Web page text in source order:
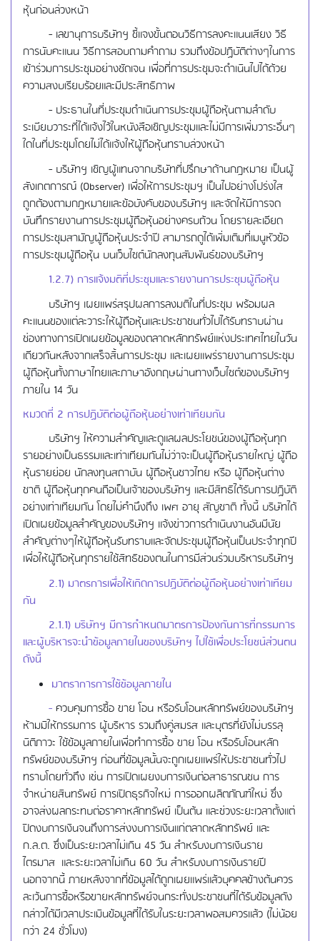
หุ้นก่อนล่วงหน้า
- เลขานุการบริษัทฯ ชี้แจงขั้นตอนวิธีการลงคะแนนเสียง วิธี
การนับคะแนน วิธีการสอบถามคำถาม รวมถึงข้อปฏิบัติต่างๆในการ
เข้าร่วมการประชุมอย่างชัดเจน เพื่อที่การประชุมจะดำเนินไปได้ด้วย
ความสงบเรียบร้อยและมีประสิทธิภาพ
- ประธานในที่ประชุมดำเนินการประชุมผู้ถือหุ้นตามลำดับ
ระเบียบวาระที่ได้แจ้งไว้ในหนังสือเชิญประชุมและไม่มีการเพิ่มวาระอื่นๆ
ใดในที่ประชุมโดยไม่ได้แจ้งให้ผู้ถือหุ้นทราบล่วงหน้า
- บริษัทฯ เชิญผู้แทนจากบริษัทที่ปรึกษาด้านกฎหมาย เป็นผู้
สังเกตการณ์ (Observer) เพื่อให้การประชุมฯ เป็นไปอย่างโปร่งใส
ถูกต้องตามกฎหมายและข้อบังคับของบริษัทฯ และจัดให้มีการจด
บันทึกรายงานการประชุมผู้ถือหุ้นอย่างครบถ้วน โดยรายละเอียด
การประชุมสามัญผู้ถือหุ้นประจำปี สามารถดูได้เพิ่มเติมที่เมนูหัวข้อ
การประชุมผู้ถือหุ้น บนเว็บไซต์นักลงทุนสัมพันธ์ของบริษัทฯ
1.2.7) การแจ้งมติที่ประชุมและรายงานการประชุมผู้ถือหุ้น
บริษัทฯ เผยแพร่สรุปผลการลงมติในที่ประชุม พร้อมผล
คะแนนของแต่ละวาระให้ผู้ถือหุ้นและประชาชนทั่วไปได้รับทราบผ่าน
ช่องทางการเปิดเผยข้อมูลของตลาดหลักทรัพย์แห่งประเทศไทยในวัน
เดียวกันหลังจากเสร็จสิ้นการประชุม และเผยแพร่รายงานการประชุม
ผู้ถือหุ้นทั้งภาษาไทยและภาษาอังกฤษผ่านทางเว็บไซต์ของบริษัทฯ
ภายใน 14 วัน
หมวดที่ 2 การปฏิบัติต่อผู้ถือหุ้นอย่างเท่าเทียมกัน
บริษัทฯ ให้ความสำคัญและดูแลผลประโยชน์ของผู้ถือหุ้นทุก
รายอย่างเป็นธรรมและเท่าเทียมกันไม่ว่าจะเป็นผู้ถือหุ้นรายใหญ่ ผู้ถือ
หุ้นรายย่อย นักลงทุนสถาบัน ผู้ถือหุ้นชาวไทย หรือ ผู้ถือหุ้นต่าง
ชาติ ผู้ถือหุ้นทุกคนถือเป็นเจ้าของบริษัทฯ และมีสิทธิได้รับการปฏิบัติ
อย่างเท่าเทียมกัน โดยไม่คำนึงถึง เพศ อายุ สัญชาติ ทั้งนี้ บริษัทได้
เปิดเผยข้อมูลสำคัญของบริษัทฯ แจ้งข่าวการดำเนินงานอันมีนัย
สำคัญต่างๆให้ผู้ถือหุ้นรับทราบและจัดประชุมผู้ถือหุ้นเป็นประจำทุกปี
เพื่อให้ผู้ถือหุ้นทุกรายใช้สิทธิของตนในการมีส่วนร่วมบริหารบริษัทฯ
2.1) มาตรการเพื่อให้เกิดการปฏิบัติต่อผู้ถือหุ้นอย่างเท่าเทียม
กัน
2.1.1) บริษัทฯ มีการกำหนดมาตรการป้องกันการที่กรรมการ
และผู้บริหารจะนำข้อมูลภายในของบริษัทฯ ไปใช้เพื่อประโยชน์ส่วนตน
ดังนี้
มาตราการการใช้ข้อมูลภายใน
-ควบคุมการซื้อ ขาย โอน หรือรับโอนหลักทรัพย์ของบริษัทฯ
ห้ามมิให้กรรมการ ผู้บริหาร รวมถึงคู่สมรส และบุตรที่ยังไม่บรรลุ
นิติภาวะ ใช้ข้อมูลภายในเพื่อทำการซื้อ ขาย โอน หรือรับโอนหลัก
ทรัพย์ของบริษัทฯ ก่อนที่ข้อมูลนั้นจะถูกเผยแพร่ให้ประชาชนทั่วไป
ทราบโดยทั่วถึง เช่น การเปิดเผยงบการเงินต่อสาธารณชน การ
จำหน่ายสินทรัพย์ การเปิดธุรกิจใหม่ การออกผลิตภัณฑ์ใหม่ ซึ่ง
อาจส่งผลกระทบต่อราคาหลักทรัพย์ เป็นต้น และช่วงระยะเวลาตั้งแต่
ปิดงบการเงินจนถึงการส่งงบการเงินแก่ตลาดหลักทรัพย์ และ
ก.ล.ต. ซึ่งเป็นระยะเวลาไม่เกิน 45 วัน สำหรับงบการเงินราย
ไตรมาส และระยะเวลาไม่เกิน 60 วัน สำหรับงบการเงินรายปี
นอกจากนี้ ภายหลังจากที่ข้อมูลได้ถูกเผยแพร่แล้วบุคคลข้างต้นควร
ละเว้นการซื้อหรือขายหลักทรัพย์จนกระทั่งประชาชนที่ได้รับข้อมูลดัง
กล่าวได้มีเวลาประเมินข้อมูลที่ได้รับในระยะเวลาพอสมควรแล้ว (ไม่น้อย
กว่า 24 ชั่วโมง)